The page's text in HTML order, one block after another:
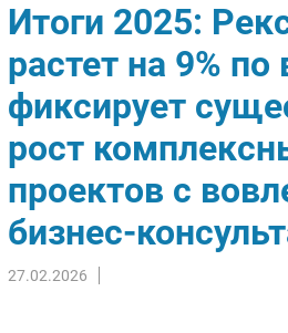
Импорто­замещение
Автоматизация
Интернет
Мобильная связь
Фиксированная связь
Интеграция
Рынок ПК
Торговые сети
Итоги 2025:
растет на 9%
фиксирует
рост
проектов с
бизнес-
27.02.2026